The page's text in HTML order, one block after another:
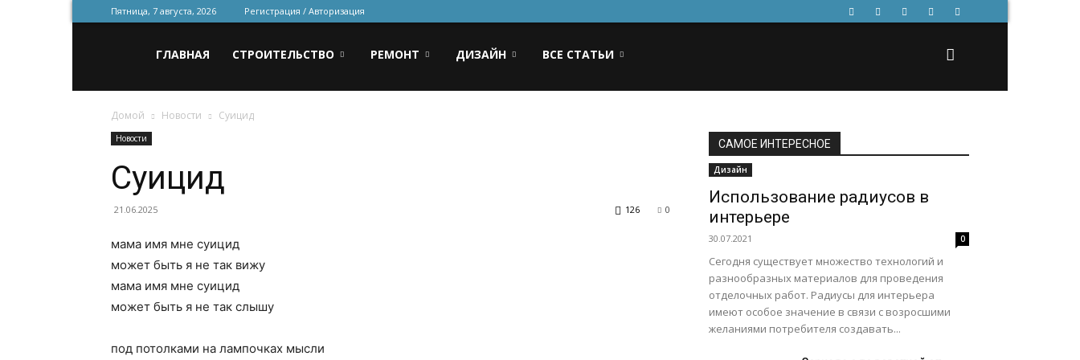
Пятница, 7 августа, 2026 Регистрация / Авторизация
для
строительства
и
ремонта
ГЛАВНАЯ СТРОИТЕЛЬСТВО РЕМОНТ ДИЗАЙН ВСЕ СТАТЬИ
Домой Новости Суицид
Новости
Суицид
21.06.2025 0
126
мама имя мне суицид
может быть я не так вижу
мама имя мне суицид
может быть я не так слышу
под потолками на лампочках мысли
САМОЕ ИНТЕРЕСНОЕ
Дизайн
Использование радиусов в
интерьере
30.07.2021 0
Сегодня существует множество технологий и
разнообразных материалов для проведения
отделочных работ. Радиусы для интерьера
имеют особое значение в связи с возросшими
желаниями потребителя создавать...